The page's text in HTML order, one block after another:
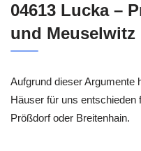
04613 Lucka –
und Meuselwitz
Aufgrund dieser Argumente
Häuser für uns entschieden
Prößdorf oder Breitenhain.